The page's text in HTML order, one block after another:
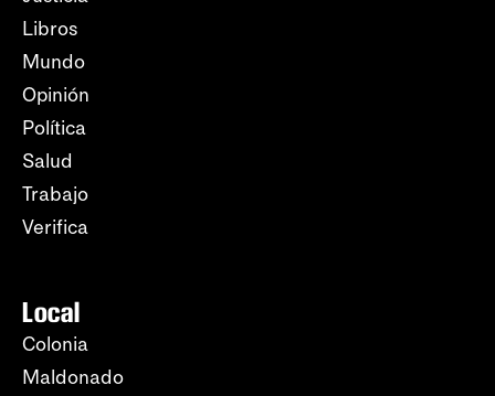
Libros
Mundo
Opinión
Política
Salud
Trabajo
Verifica
Local
Colonia
Maldonado